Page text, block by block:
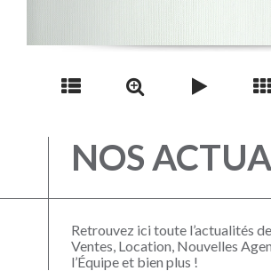
NOS
Retrouvez ici toute l’actualités
Ventes, Location, Nouvelles
l’Équipe et bien plus !